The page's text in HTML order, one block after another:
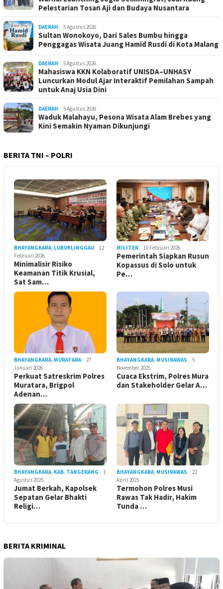
Pelestarian Tosan Aji dan Budaya Nusantara
DAERAH 5 Agustus 2026
Sultan Wonokoyo, Dari Sales Bumbu hingga
Penggagas Wisata Juang Hamid Rusdi di Kota Malang
DAERAH 5 Agustus 2026
Mahasiswa KKN Kolaboratif UNISDA–UNHASY
Luncurkan Modul Ajar Interaktif Pemilahan Sampah
untuk Anaj Usia Dini
DAERAH 5 Agustus 2026
Waduk Malahayu, Pesona Wisata Alam Brebes yang
Kini Semakin Nyaman Dikunjungi
BERITA TNI – POLRI
BHAYANGKARA, LUBUKLINGGAU
12
Februari 2026
Minimalisir Risiko
Keamanan Titik Krusial,
Sat Sam…
MILITER 10 Februari 2026
Pemerintah Siapkan Rusun
Kopassus di Solo untuk
Pe…
BHAYANGKARA, MURATARA
27
Januari 2026
Perkuat Satreskrim Polres
Muratara, Brigpol
Adenan…
BHAYANGKARA, MUSIRAWAS
5
November 2025
Cuaca Ekstrim, Polres Mura
dan Stakeholder Gelar A…
BHAYANGKARA, KAB. TANGERANG
1
Agustus 2025
Jumat Berkah, Kapolsek
Sepatan Gelar Bhakti
Religi…
BHAYANGKARA, MUSIRAWAS
22
April 2025
Termohon Polres Musi
Rawas Tak Hadir, Hakim
Tunda …
BERITA KRIMINAL